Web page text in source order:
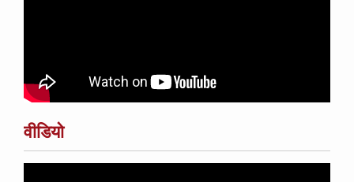
वीडियो